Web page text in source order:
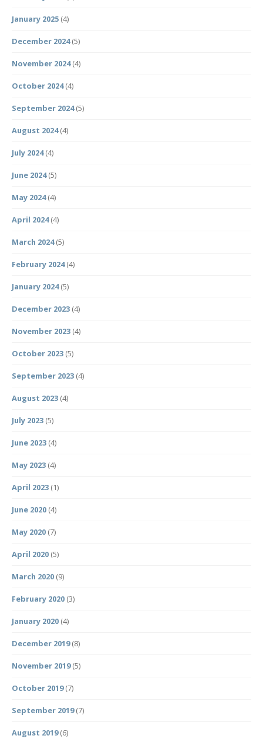
January 2025 (4)
December 2024(5)
November 2024(4)
October 2024(4)
September 2024(5)
August 2024(4)
July 2024(4)
June 2024(5)
May 2024(4)
April 2024(4)
March 2024(5)
February 2024(4)
January 2024(5)
December 2023 (4)
November 2023 (4)
October 2023 (5)
September 2023 (4)
August 2023 (4)
July 2023 (5)
June 2023 (4)
May 2023 (4)
April 2023 (1)
June 2020 (4)
May 2020 (7)
April 2020 (5)
March 2020 (9)
February 2020 (3)
January 2020 (4)
December 2019(8)
November 2019(5)
October 2019(7)
September 2019(7)
August 2019(6)